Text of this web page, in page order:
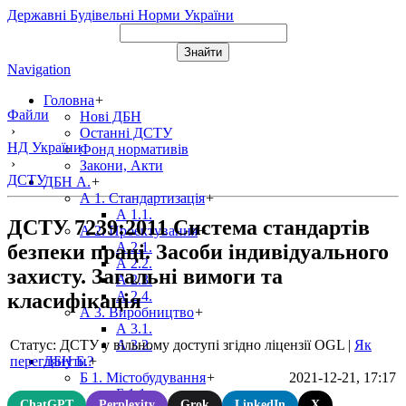
Державні Будівельні Норми України
Navigation
Головна+
Нові ДБН
Останні ДСТУ
Фонд нормативів
Закони, Акти
ДБН А.+
А 1. Стандартизація+
А 1.1.
А 2. Проектування+
А 2.1.
А 2.2.
А 2.3.
А 2.4.
А 3. Виробництво+
А 3.1.
А 3.2.
ДБН Б.+
Б 1. Містобудування+
Б 1.1.
Файли
›
НД України
›
ДСТУ
ДСТУ 7239:2011 Система стандартів
безпеки праці. Засоби індивідуального
захисту. Загальні вимоги та
класифікація
Статус: ДСТУ у вільному доступі згідно ліцензії OGL | Як
переглянути?
2021-12-21, 17:17